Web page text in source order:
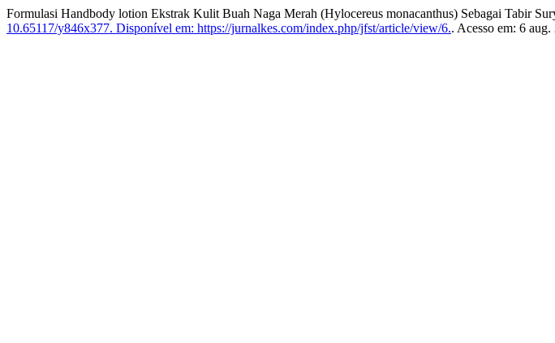
Formulasi Handbody lotion Ekstrak Kulit Buah Naga Merah (Hylocereus monacanthus) Sebagai Tabir
10.65117/y846x377. Disponível em: https://jurnalkes.com/index.php/jfst/article/view/6.. Acesso em: 6 aug.